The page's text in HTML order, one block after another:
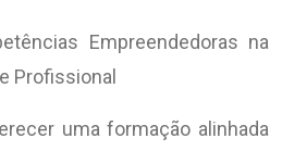
Empreendedoras na
Profissional
uma formação alinhada